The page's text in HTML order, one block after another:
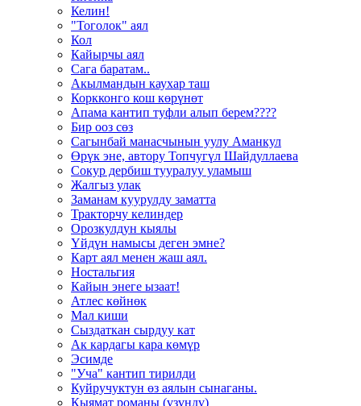
Келин!
"Тоголок" аял
Кол
Кайырчы аял
Сага баратам..
Акылмандын каухар таш
Коркконго кош көрүнөт
Апама кантип туфли алып берем????
Бир ооз сөз
Сагынбай манасчынын уулу Аманкул
Өрүк эне, автору Топчугүл Шайдуллаева
Сокур дербиш тууралуу уламыш
Жалгыз улак
Заманам куурулду заматта
Тракторчу келиндер
Орозкулдун кыялы
Үйдүн намысы деген эмне?
Карт аял менен жаш аял.
Ностальгия
Кайын энеге ызаат!
Атлес көйнөк
Мал киши
Сыздаткан сырдуу кат
Ак кардагы кара көмүр
Эсимде
"Уча" кантип тирилди
Куйручуктун өз аялын сынаганы.
Кыямат романы (үзүндү)